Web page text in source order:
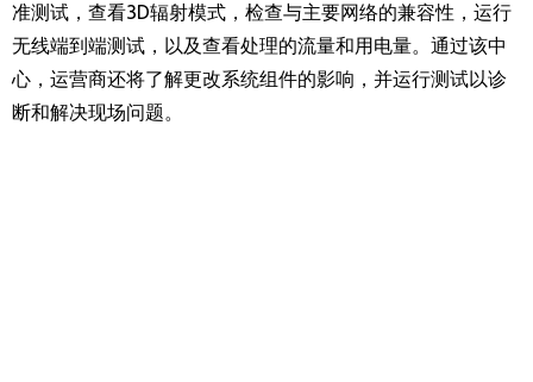
准测试，查看3D辐射模式，检查与主要网络的兼容性，运行
无线端到端测试，以及查看处理的流量和用电量。通过该中
心，运营商还将了解更改系统组件的影响，并运行测试以诊
断和解决现场问题。